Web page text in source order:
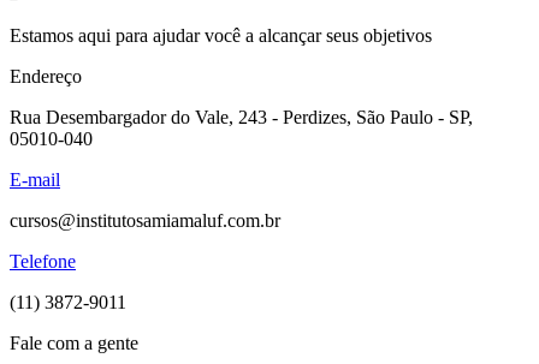
Estamos aqui para ajudar você a alcançar seus objetivos
Endereço
Rua Desembargador do Vale, 243 - Perdizes, São Paulo - SP,
05010-040
E-mail
cursos@institutosamiamaluf.com.br
Telefone
(11) 3872-9011
Fale com a gente